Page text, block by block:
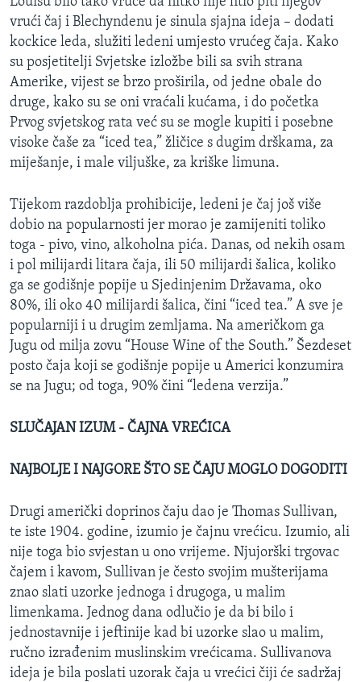
vrući čaj i Blechyndenu je sinula sjajna ideja – dodati
kockice leda, služiti ledeni umjesto vrućeg čaja. Kako
su posjetitelji Svjetske izložbe bili sa svih strana
Amerike, vijest se brzo proširila, od jedne obale do
druge, kako su se oni vraćali kućama, i do početka
Prvog svjetskog rata već su se mogle kupiti i posebne
visoke čaše za “iced tea,” žličice s dugim drškama, za
miješanje, i male viljuške, za kriške limuna.
Tijekom razdoblja prohibicije, ledeni je čaj još više
dobio na popularnosti jer morao je zamijeniti toliko
toga - pivo, vino, alkoholna pića. Danas, od nekih osam
i pol milijardi litara čaja, ili 50 milijardi šalica, koliko
ga se godišnje popije u Sjedinjenim Državama, oko
80%, ili oko 40 milijardi šalica, čini “iced tea.” A sve je
popularniji i u drugim zemljama. Na američkom ga
Jugu od milja zovu “House Wine of the South.” Šezdeset
posto čaja koji se godišnje popije u Americi konzumira
se na Jugu; od toga, 90% čini “ledena verzija.”
SLUČAJAN IZUM - ČAJNA VREĆICA
NAJBOLJE I NAJGORE ŠTO SE ČAJU MOGLO DOGODITI
Drugi američki doprinos čaju dao je Thomas Sullivan,
te iste 1904. godine, izumio je čajnu vrećicu. Izumio, ali
nije toga bio svjestan u ono vrijeme. Njujorški trgovac
čajem i kavom, Sullivan je često svojim mušterijama
znao slati uzorke jednoga i drugoga, u malim
limenkama. Jednog dana odlučio je da bi bilo i
jednostavnije i jeftinije kad bi uzorke slao u malim,
ručno izrađenim muslinskim vrećicama. Sullivanova
ideja je bila poslati uzorak čaja u vrećici čiji će sadržaj